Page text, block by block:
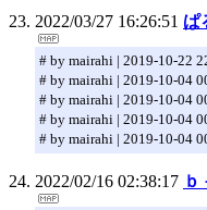
2022/03/27 16:26:51 ぱ
# by mairahi | 2019-10-22
# by mairahi | 2019-10-04
# by mairahi | 2019-10-04
# by mairahi | 2019-10-04
# by mairahi | 2019-10-04
2022/02/16 02:38:17